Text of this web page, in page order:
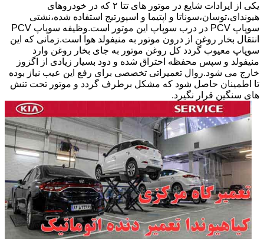
یکی از ایرادات شایع در موتور های تتا ۲ که در خودروهای
هیوندای،توسان،سوناتا و اپتیما و اسپورتیج استفاده شده،نشتی
سوپاپ PCV در درب سوپاپ این موتور است.وظیفه سوپاپ PCV
انتقال بخار روغن از درون موتور به منیفولد هوا است.زمانی که این
سوپاپ معیوب گردد کل روغن موتور به جای بخار روغن وارد
منیفولد و سپس محفظه احتراق شده و دود بسیار زیادی از اگزوز
خارج می شود.روال تعمیراتی تخصصی برای رفع این عیب نیاز بوده
تا اطمینان حاصل شود که مشکل برطرف گردد و موتور تحت تنش
های سنگین قرار نگیرد.